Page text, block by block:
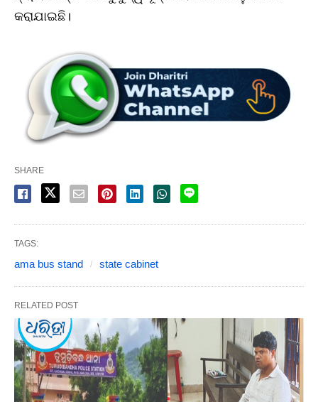
କରାଯାଇଛି।
SHARE
TAGS:
ama bus stand state cabinet
RELATED POST